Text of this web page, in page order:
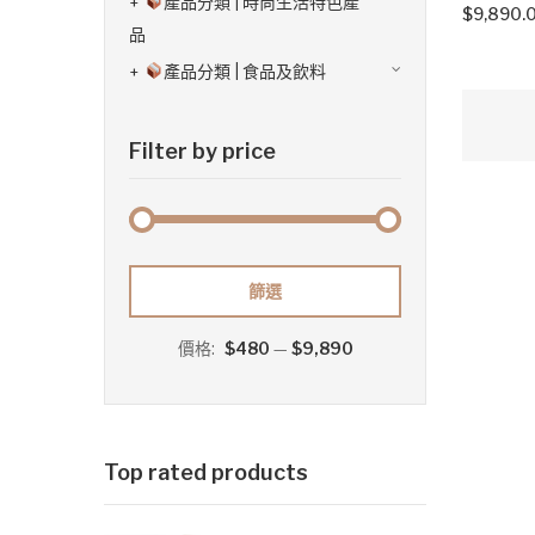
$
品
產品分類 | 食品及飲料
Filter by price
低
格
高
格
篩選
價格: $480 — $9,890
Top rated products